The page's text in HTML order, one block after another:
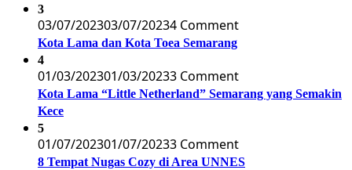
3
03/07/202303/07/20234 Comment
Kota Lama dan Kota Toea Semarang
4
01/03/202301/03/20233 Comment
Kota Lama “Little Netherland” Semarang yang Semakin
Kece
5
01/07/202301/07/20233 Comment
8 Tempat Nugas Cozy di Area UNNES